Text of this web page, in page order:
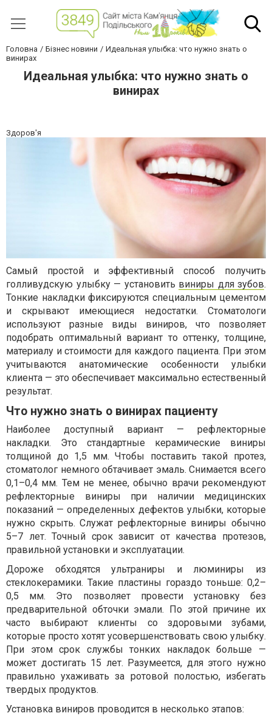
Головна Бізнес новини
Идеальная улыбка: что нужно знать о
винирах
Идеальная улыбка: что нужно знать о
винирах
Здоров'я
Самый простой и эффективный способ получить
голливудскую улыбку — установить виниры для зубов.
Тонкие накладки фиксируются специальным цементом
и скрывают имеющиеся недостатки. Стоматологи
используют разные виды виниров, что позволяет
подобрать оптимальный вариант то оттенку, толщине,
материалу и стоимости для каждого пациента. При этом
учитываются анатомические особенности улыбки
клиента — это обеспечивает максимально естественный
результат.
Что нужно знать о винирах пациенту
Наиболее доступный вариант — рефлекторные
накладки. Это стандартные керамические виниры
толщиной до 1,5 мм. Чтобы поставить такой протез,
стоматолог немного обтачивает эмаль. Снимается всего
0,1–0,4 мм. Тем не менее, обычно врачи рекомендуют
рефлекторные виниры при наличии медицинских
показаний — определенных дефектов улыбки, которые
нужно скрыть. Служат рефлекторные виниры обычно
5–7 лет. Точный срок зависит от качества протезов,
правильной установки и эксплуатации.
Дороже обходятся ультраниры и люминиры из
стеклокерамики. Такие пластины гораздо тоньше: 0,2–
0,5 мм. Это позволяет провести установку без
предварительной обточки эмали. По этой причине их
часто выбирают клиенты со здоровыми зубами,
которые просто хотят усовершенствовать свою улыбку.
При этом срок службы тонких накладок больше —
может достигать 15 лет. Разумеется, для этого нужно
правильно ухаживать за ротовой полостью, избегать
твердых продуктов.
Установка виниров проводится в несколько этапов: